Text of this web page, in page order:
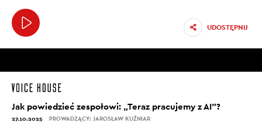
UDOSTĘPNIJ
Jak powiedzieć zespołowi: „Teraz pracujemy z AI”?
27.10.2025 PROWADZĄCY: JAROSŁAW KUŹNIAR